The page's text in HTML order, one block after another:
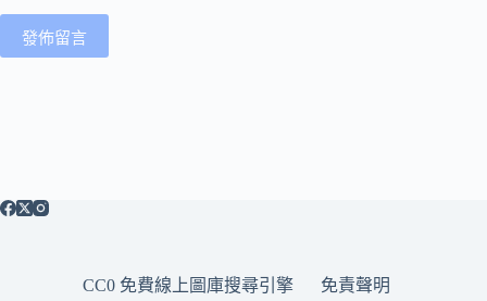
發佈留言
CC0 免費線上圖庫搜尋引擎
免責聲明